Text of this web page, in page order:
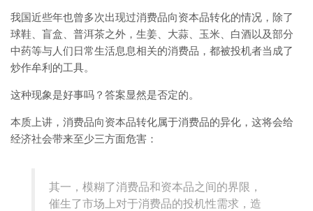
我国近些年也曾多次出现过消费品向资本品转化的情况，除了
球鞋、盲盒、普洱茶之外，生姜、大蒜、玉米、白酒以及部分
中药等与人们日常生活息息相关的消费品，都被投机者当成了
炒作牟利的工具。
这种现象是好事吗？答案显然是否定的。
本质上讲，消费品向资本品转化属于消费品的异化，这将会给
经济社会带来至少三方面危害：
其一，模糊了消费品和资本品之间的界限，
催生了市场上对于消费品的投机性需求，造